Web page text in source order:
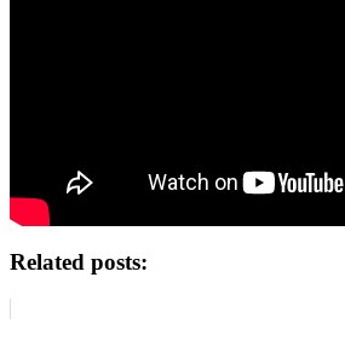
Related posts: